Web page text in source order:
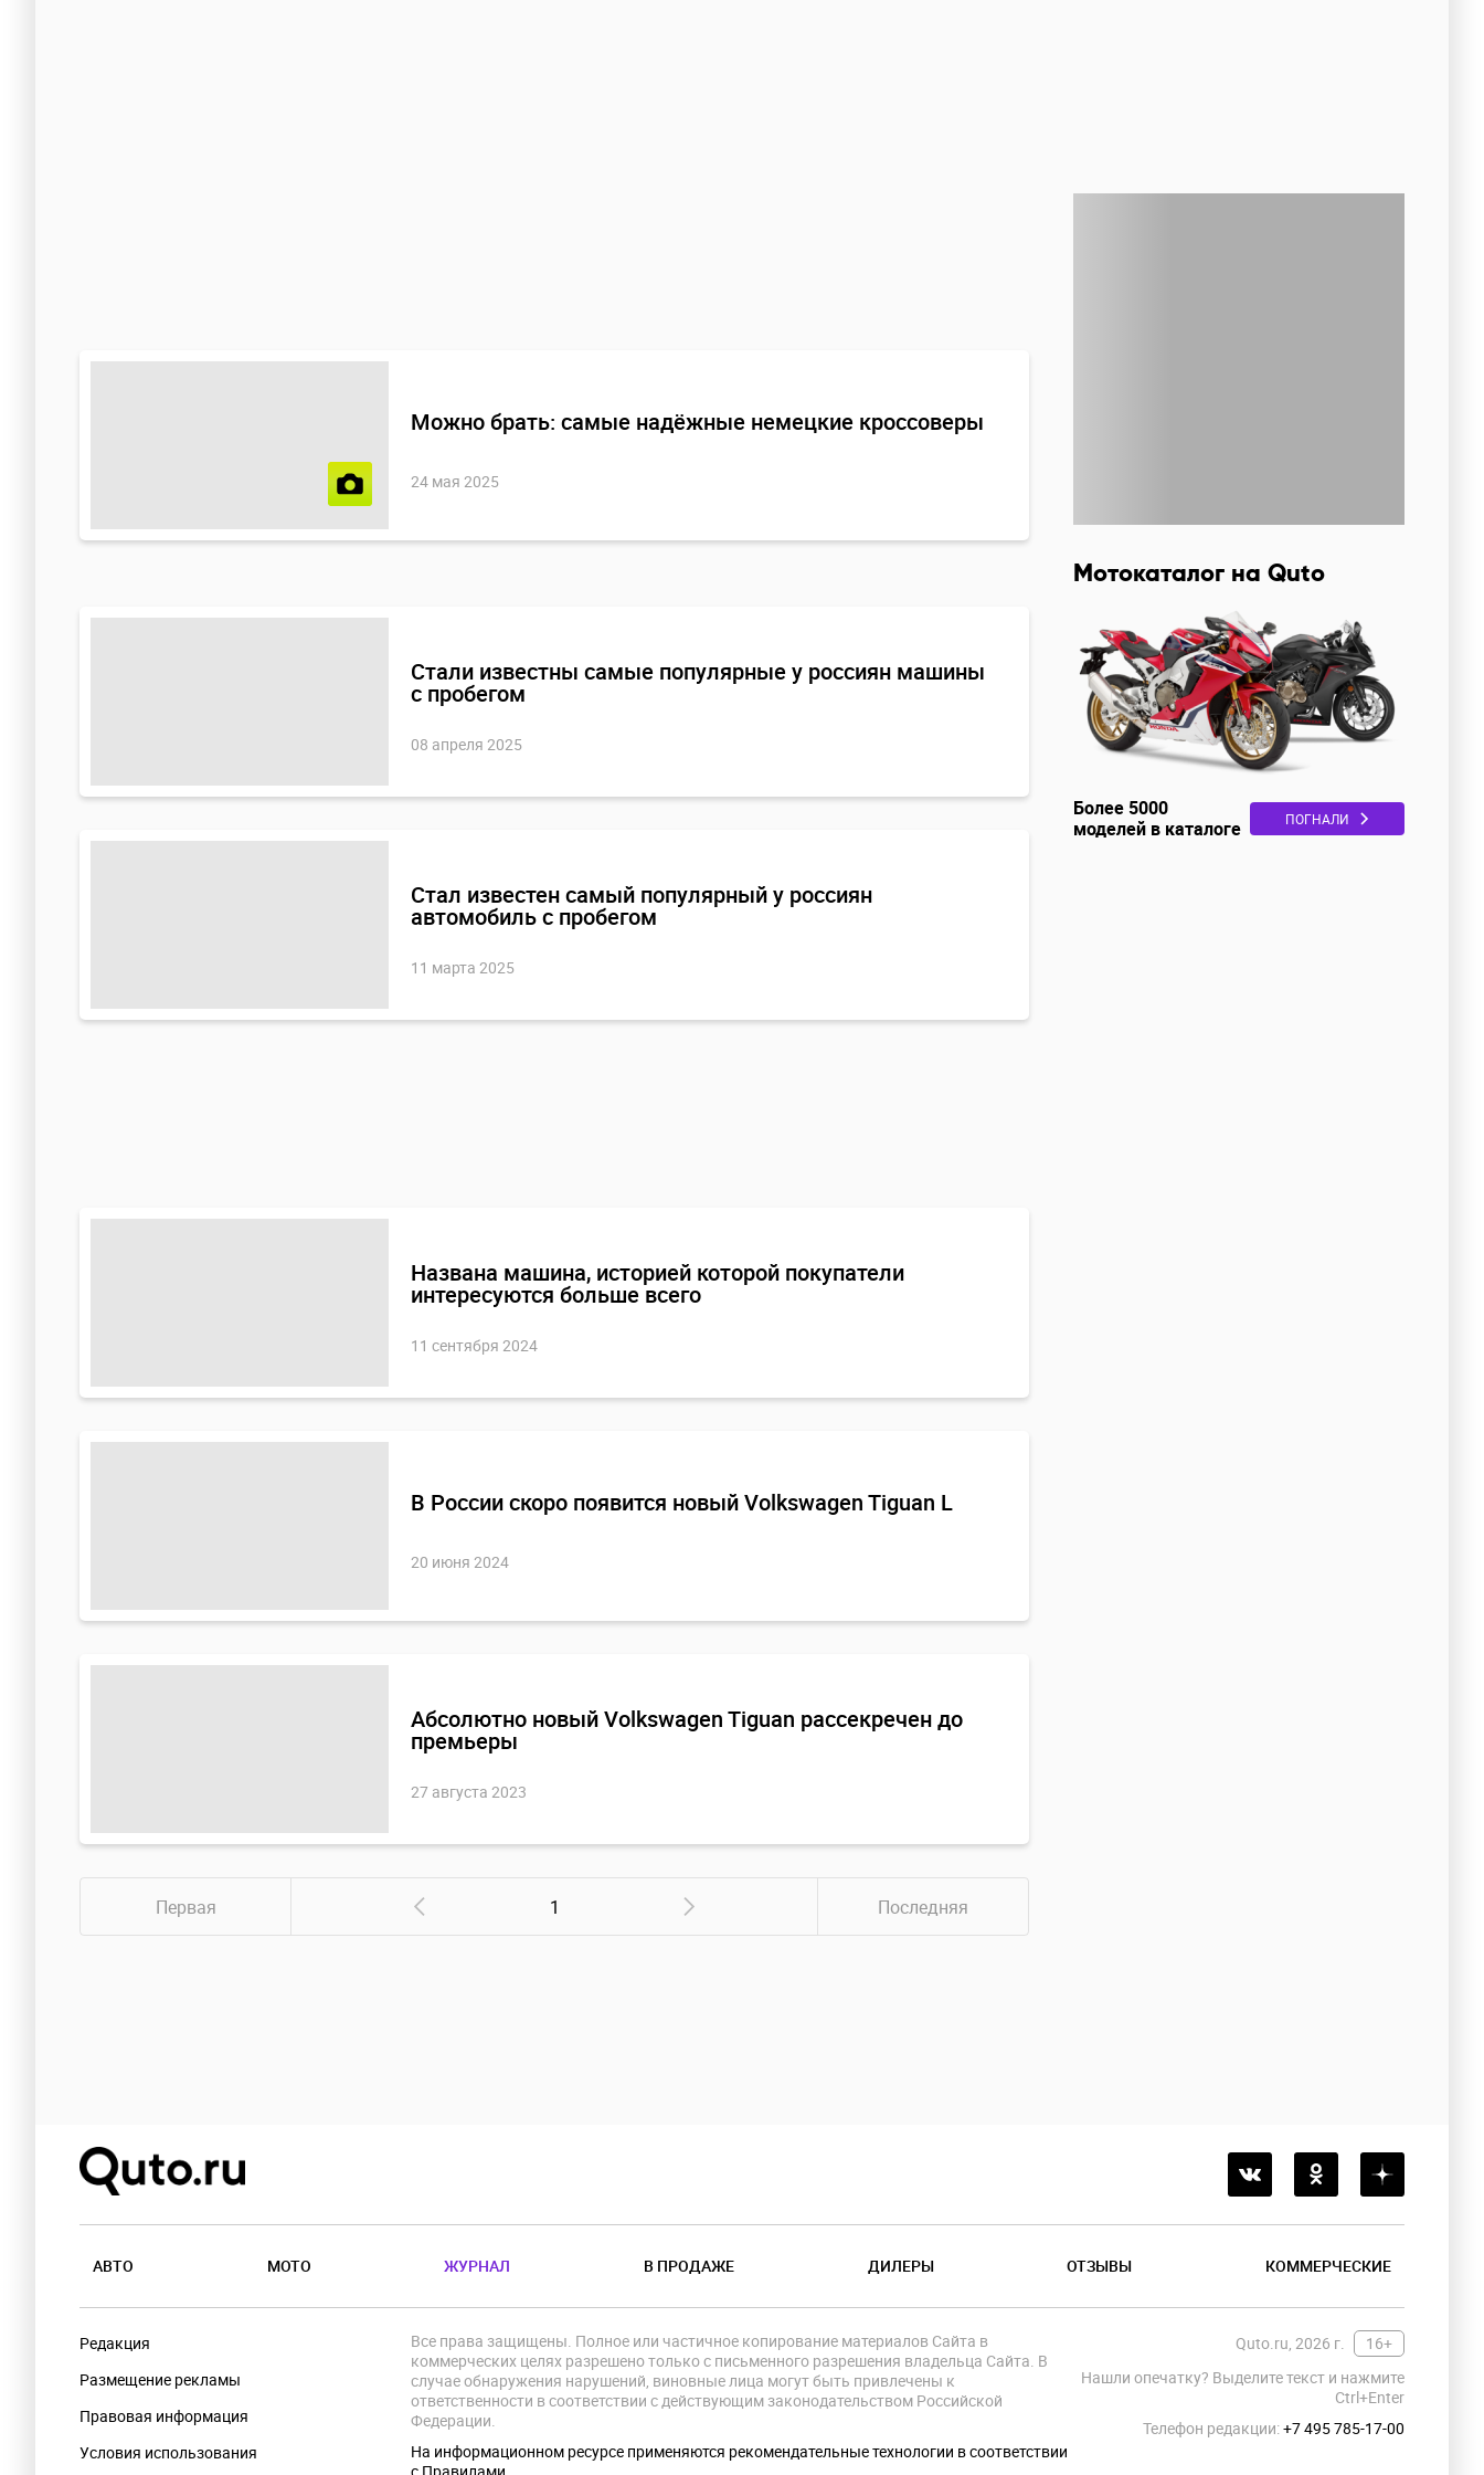
Можно брать: самые надёжные немецкие кроссоверы
24 мая 2025
Стали известны самые популярные у россиян машины
с пробегом
08 апреля 2025
Стал известен самый популярный у россиян
автомобиль с пробегом
11 марта 2025
Отличный выбор: компактные и вместительные
кроссоверы
Названа машина, историей которой покупатели
интересуются больше всего
11 сентября 2024
В России скоро появится новый Volkswagen Tiguan L
20 июня 2024
Абсолютно новый Volkswagen Tiguan рассекречен до
премьеры
27 августа 2023
Первая 1 Последняя
Мотокаталог на Quto
Более 5000
моделей в каталоге
ПОГНАЛИ
АВТО МОТО ЖУРНАЛ В ПРОДАЖЕ ДИЛЕРЫ ОТЗЫВЫ КОММЕРЧЕСКИЕ
Редакция
Размещение рекламы
Правовая информация
Условия использования
Quto.ru, 2026 г.
16+
Нашли опечатку? Выделите текст и нажмите
Ctrl+Enter
Телефон редакции:+7 495 785-17-00
Все права защищены. Полное или частичное копирование материалов Сайта в
коммерческих целях разрешено только с письменного разрешения владельца Сайта. В
случае обнаружения нарушений, виновные лица могут быть привлечены к
ответственности в соответствии с действующим законодательством Российской
Федерации.
На информационном ресурсе применяются рекомендательные технологии в соответствии